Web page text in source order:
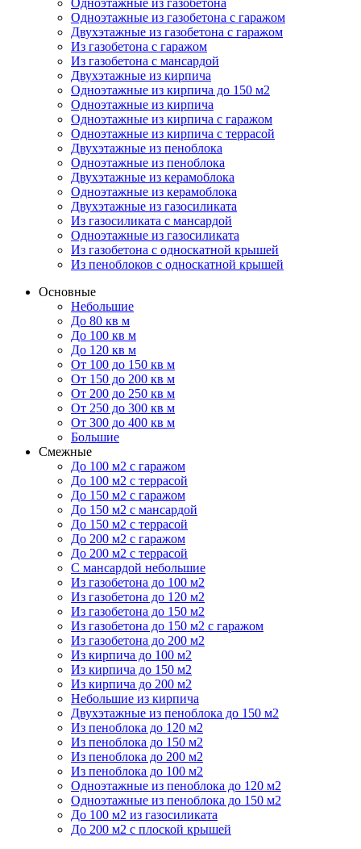
Одноэтажные из газобетона
Одноэтажные из газобетона с гаражом
Двухэтажные из газобетона с гаражом
Из газобетона с гаражом
Из газобетона с мансардой
Двухэтажные из кирпича
Одноэтажные из кирпича до 150 м2
Одноэтажные из кирпича
Одноэтажные из кирпича с гаражом
Одноэтажные из кирпича с террасой
Двухэтажные из пеноблока
Одноэтажные из пеноблока
Двухэтажные из керамоблока
Одноэтажные из керамоблока
Двухэтажные из газосиликата
Из газосиликата с мансардой
Одноэтажные из газосиликата
Из газобетона с односкатной крышей
Из пеноблоков с односкатной крышей
Основные
Небольшие
До 80 кв м
До 100 кв м
До 120 кв м
От 100 до 150 кв м
От 150 до 200 кв м
От 200 до 250 кв м
От 250 до 300 кв м
От 300 до 400 кв м
Большие
Смежные
До 100 м2 с гаражом
До 100 м2 с террасой
До 150 м2 с гаражом
До 150 м2 с мансардой
До 150 м2 с террасой
До 200 м2 с гаражом
До 200 м2 с террасой
С мансардой небольшие
Из газобетона до 100 м2
Из газобетона до 120 м2
Из газобетона до 150 м2
Из газобетона до 150 м2 с гаражом
Из газобетона до 200 м2
Из кирпича до 100 м2
Из кирпича до 150 м2
Из кирпича до 200 м2
Небольшие из кирпича
Двухэтажные из пеноблока до 150 м2
Из пеноблока до 120 м2
Из пеноблока до 150 м2
Из пеноблока до 200 м2
Из пеноблока до 100 м2
Одноэтажные из пеноблока до 120 м2
Одноэтажные из пеноблока до 150 м2
До 100 м2 из газосиликата
До 200 м2 с плоской крышей